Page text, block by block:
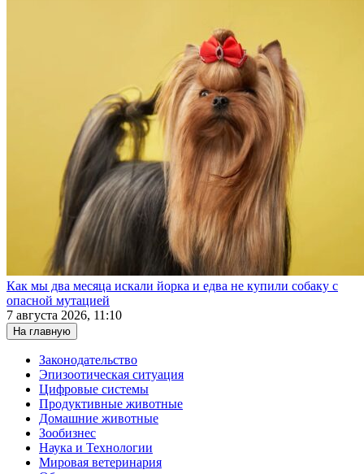
Как мы два месяца искали йорка и едва не купили собаку с
опасной мутацией
7 августа 2026, 11:10
На главную
Законодательство
Эпизоотическая ситуация
Цифровые системы
Продуктивные животные
Домашние животные
Зообизнес
Наука и Технологии
Мировая ветеринария